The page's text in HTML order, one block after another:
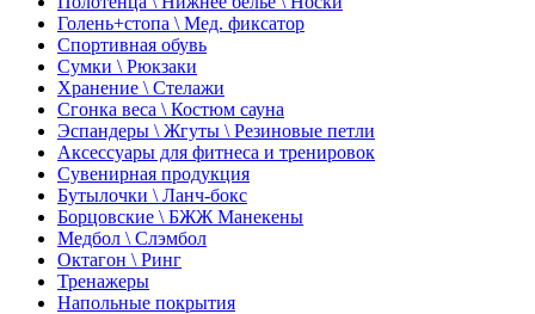
Голень+стопа \ Мед. фиксатор
Спортивная обувь
Сумки \ Рюкзаки
Хранение \ Стелажи
Сгонка веса \ Костюм сауна
Эспандеры \ Жгуты \ Резиновые петли
Аксессуары для фитнеса и тренировок
Сувенирная продукция
Бутылочки \ Ланч-бокс
Борцовские \ БЖЖ Манекены
Медбол \ Слэмбол
Октагон \ Ринг
Тренажеры
Напольные покрытия